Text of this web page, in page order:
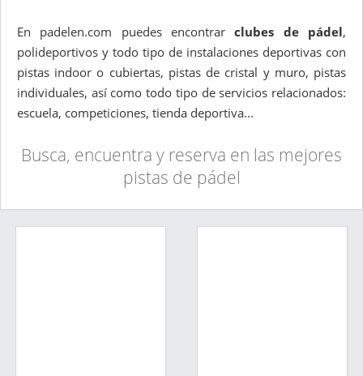
En padelen.com puedes encontrarclubes de pádel,
polideportivos y todo tipo de instalaciones deportivas con
pistas indoor o cubiertas, pistas de cristal y muro, pistas
individuales, así como todo tipo de servicios relacionados:
escuela, competiciones, tienda deportiva...
Busca, encuentra y reserva en las mejores
pistas de pádel